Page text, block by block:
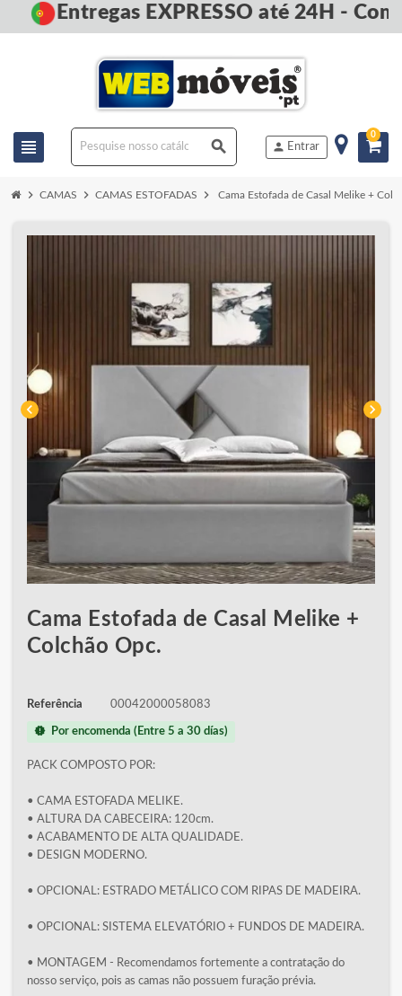
Entregas EXPRESSO até 24H -
view_headline search person Entrar
0
chevron_right CAMAS chevron_right CAMAS ESTOFADAS chevron_right Cama Estofada de Casal Melike +
chevron_left chevron_right
Cama Estofada de Casal Melike +
Colchão Opc.
Referência 00042000058083
new_releases Por encomenda (Entre 5 a 30 días)
PACK COMPOSTO POR:
• CAMA ESTOFADA MELIKE.
• ALTURA DA CABECEIRA: 120cm.
• ACABAMENTO DE ALTA QUALIDADE.
• DESIGN MODERNO.
• OPCIONAL: ESTRADO METÁLICO COM RIPAS DE MADEIRA.
• OPCIONAL: SISTEMA ELEVATÓRIO + FUNDOS DE MADEIRA.
• MONTAGEM - Recomendamos fortemente a contratação do
nosso serviço, pois as camas não possuem furação prévia.